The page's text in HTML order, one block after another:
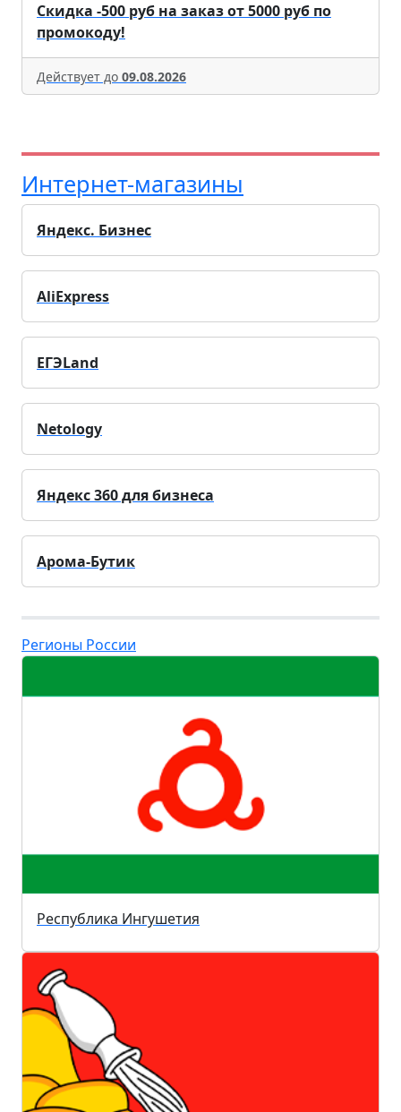
Скидка -500 руб на заказ от 5000 руб по
промокоду!
Действует до 09.08.2026
Интернет-магазины
Яндекс. Бизнес
AliExpress
ЕГЭLand
Netology
Яндекс 360 для бизнеса
Арома-Бутик
Регионы России
Республика Ингушетия